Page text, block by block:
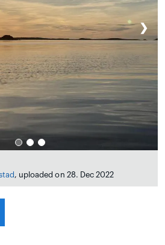
❯
, uploaded on 28. Dec 2022